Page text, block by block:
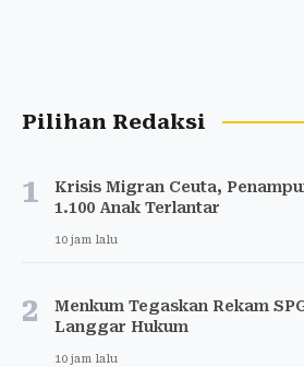
Pilihan Redaksi
1
Krisis Migran Ceuta,
1.100 Anak Terlantar
10 jam lalu
2
Menkum Tegaskan Rekam
Langgar Hukum
10 jam lalu